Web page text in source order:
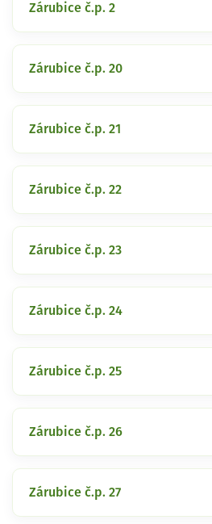
Zárubice č.p. 2
Zárubice č.p. 20
Zárubice č.p. 21
Zárubice č.p. 22
Zárubice č.p. 23
Zárubice č.p. 24
Zárubice č.p. 25
Zárubice č.p. 26
Zárubice č.p. 27